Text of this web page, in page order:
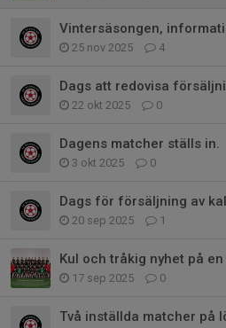
25 nov 2025 4
Dags att redovisa
22 okt 2025 0
Dagens matcher ställs in.
3 okt 2025 0
Dags för försäljning av
20 sep 2025 1
Kul och tråkig nyhet på
17 sep 2025 0
Två inställda matcher på